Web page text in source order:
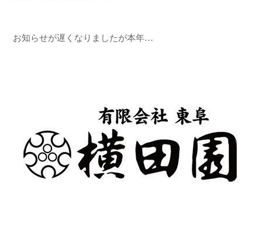
お知らせが遅くなりましたが本年…